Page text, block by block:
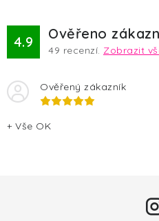
4.9 Ověřeno
49 recenzí. Zobrazit
Ověřený zákazník
+ Vše OK